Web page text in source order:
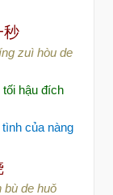
秒
zuì hòu de
tối hậu đích
của nàng
bù de huǒ